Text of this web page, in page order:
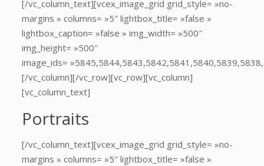
[/vc_column_text][vcex_image_grid grid_style= »no-
margins » columns= »5″ lightbox_title= »false »
lightbox_caption= »false » img_width= »500″
img_height= »500″
image_ids=
[/vc_column][/vc_row][vc_row][vc_column]
[vc_column_text]
Portraits
[/vc_column_text][vcex_image_grid grid_style= »no-
margins » columns= »5″ lightbox_title= »false »